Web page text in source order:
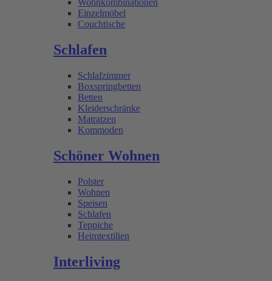
Wohnkombinationen
Einzelmöbel
Couchtische
Schlafen
Schlafzimmer
Boxspringbetten
Betten
Kleiderschränke
Matratzen
Kommoden
Schöner Wohnen
Polster
Wohnen
Speisen
Schlafen
Teppiche
Heimtextilien
Interliving